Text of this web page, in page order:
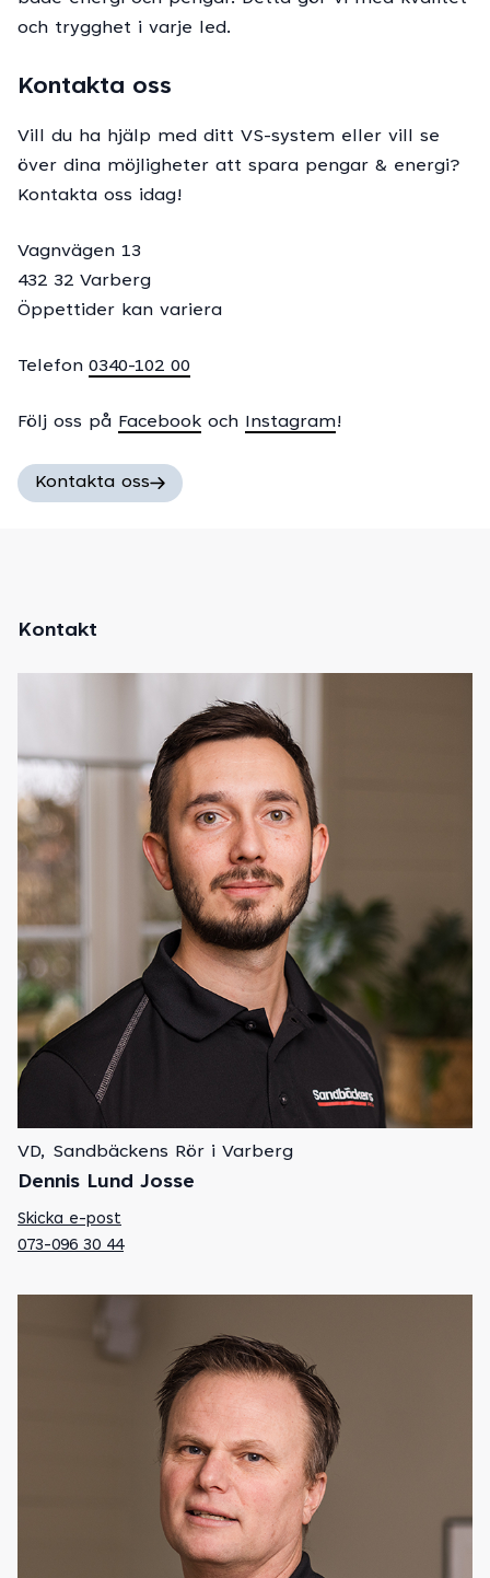
och trygghet i varje led.
Kontakta oss
Vill du ha hjälp med ditt VS-system eller vill se
över dina möjligheter att spara pengar & energi?
Kontakta oss idag!
Vagnvägen 13
432 32 Varberg
Öppettider kan variera
Telefon 0340-102 00
Följ oss på Facebook och Instagram!
Kontakta oss
Kontakt
VD, Sandbäckens Rör i Varberg
Dennis Lund Josse
Skicka e-post
073-096 30 44